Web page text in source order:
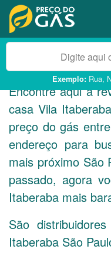
Exemplo: Rua,
Encontre aqui a
casa Vila
preço do gás
endereço para
mais próximo São
passado, agora
Itaberaba mais
São
Itaberaba São